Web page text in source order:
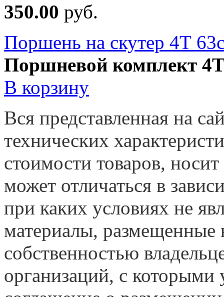
350.00 руб.
Поршень на скутер 4Т
Поршневой комплект
В корзину
Вся представленная на
технических
стоимости товаров,
может отличаться в
при каких условиях не
материалы, размещенные
собственностью
организаций, с которыми